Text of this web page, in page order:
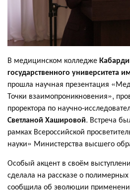
В медицинском колледже
государственного университета
прошла научная презентация
Точки взаимопроникновения»,
проректора по научно-
Светланой Хашировой. Встреча
рамках Всероссийской
науки» Министерства высшего
Особый акцент в своём
сделала на рассказе о
сообщила об эволюции